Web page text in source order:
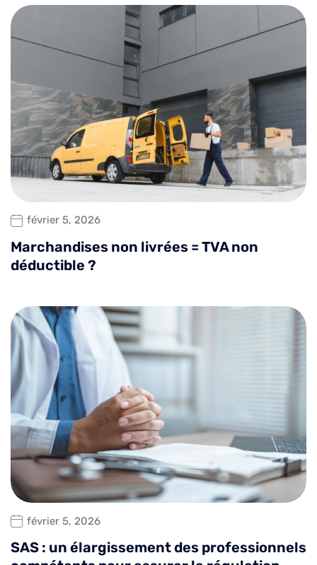
février 5, 2026
Marchandises non livrées = TVA non
déductible ?
février 5, 2026
SAS : un élargissement des professionnels